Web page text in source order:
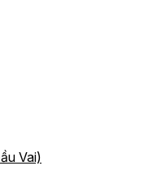
Vai)